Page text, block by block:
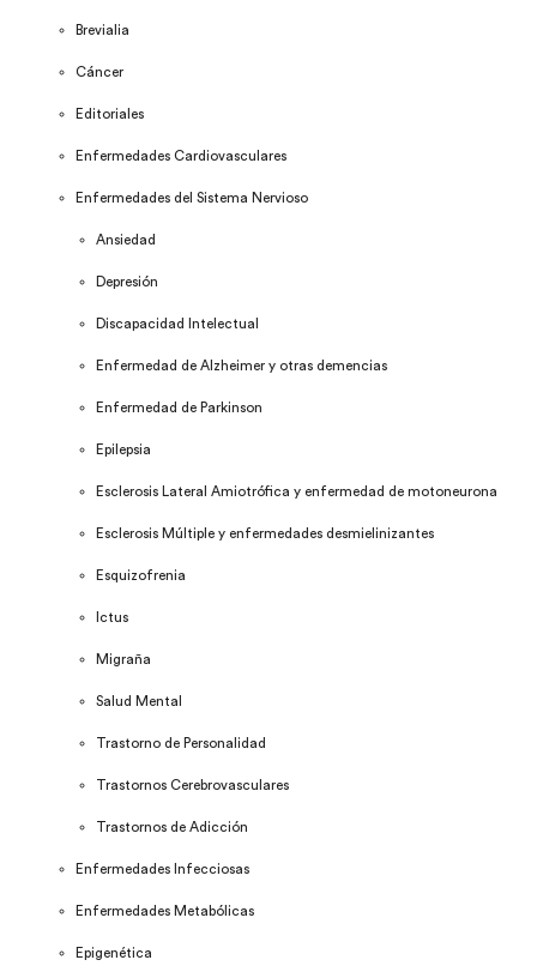
Brevialia
Cáncer
Editoriales
Enfermedades Cardiovasculares
Enfermedades del Sistema Nervioso
Ansiedad
Depresión
Discapacidad Intelectual
Enfermedad de Alzheimer y otras demencias
Enfermedad de Parkinson
Epilepsia
Esclerosis Lateral Amiotrófica y enfermedad de motoneurona
Esclerosis Múltiple y enfermedades desmielinizantes
Esquizofrenia
Ictus
Migraña
Salud Mental
Trastorno de Personalidad
Trastornos Cerebrovasculares
Trastornos de Adicción
Enfermedades Infecciosas
Enfermedades Metabólicas
Epigenética